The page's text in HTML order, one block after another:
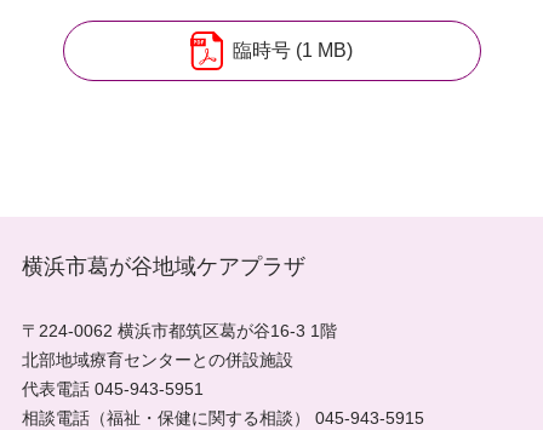
臨時号 (1 MB)
横浜市葛が谷地域ケアプラザ
〒224-0062 横浜市都筑区葛が谷16-3 1階
北部地域療育センターとの併設施設
代表電話 045-943-5951
相談電話（福祉・保健に関する相談） 045-943-5915